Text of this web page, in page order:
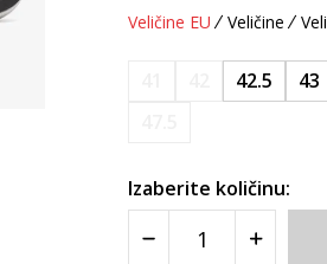
Veličine EU Veličine
42.5 43
Izaberite količinu: